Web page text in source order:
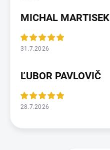
MICHAL MARTISEK
31.7.2026
ĽUBOR PAVLOVIČ
28.7.2026